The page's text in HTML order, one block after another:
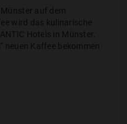
auf dem
wird das kulinarische
Hotels in Münster.
neuen Kaffee bekommen